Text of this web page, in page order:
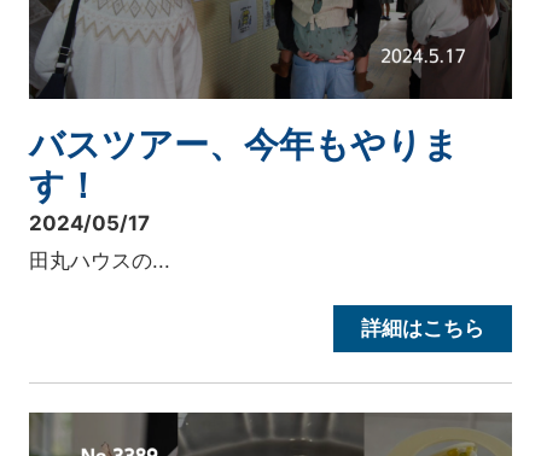
バスツアー、今年もやりま
す！
2024/05/17
田丸ハウスの...
詳細はこちら